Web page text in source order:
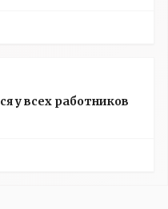
у всех работников